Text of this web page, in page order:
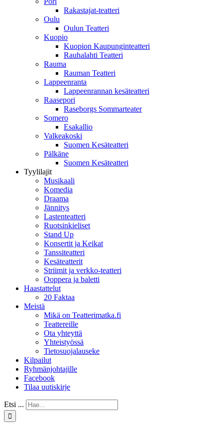
Rakastajat-teatteri
Oulu
Oulun Teatteri
Kuopio
Kuopion Kaupunginteatteri
Rauhalahti Teatteri
Rauma
Rauman Teatteri
Lappeenranta
Lappeenrannan kesäteatteri
Raasepori
Raseborgs Sommarteater
Somero
Esakallio
Valkeakoski
Suomen Kesäteatteri
Pälkäne
Suomen Kesäteatteri
Tyylilajit
Musikaali
Komedia
Draama
Jännitys
Lastenteatteri
Ruotsinkieliset
Stand Up
Konsertit ja Keikat
Tanssiteatteri
Kesäteatterit
Striimit ja verkko-teatteri
Ooppera ja baletti
Haastattelut
20 Faktaa
Meistä
Mikä on Teatterimatka.fi
Teattereille
Ota yhteyttä
Yhteistyössä
Tietosuojalauseke
Kilpailut
Ryhmänjohtajille
Facebook
Tilaa uutiskirje
Etsi ...